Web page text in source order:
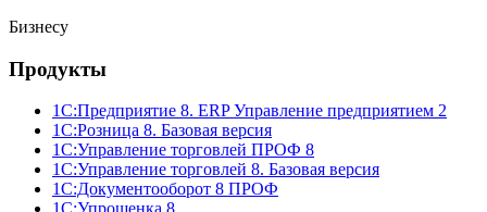
Бизнесу
Продукты
1С:Предприятие 8. ERP Управление предприятием 2
1С:Розница 8. Базовая версия
1С:Управление торговлей ПРОФ 8
1С:Управление торговлей 8. Базовая версия
1С:Документооборот 8 ПРОФ